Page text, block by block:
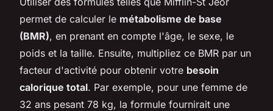
permet de calculer le métabolisme de base
(BMR), en prenant en compte l'âge, le sexe, le
poids et la taille. Ensuite, multipliez ce BMR par un
facteur d'activité pour obtenir votre besoin
calorique total. Par exemple, pour une femme de
32 ans pesant 78 kg, la formule fournirait une